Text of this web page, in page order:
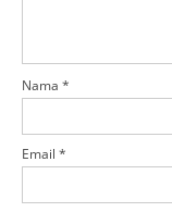
Nama *
Email *